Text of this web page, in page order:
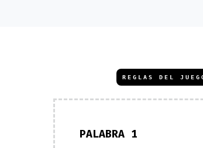
REGLAS DEL
PALABRA 1